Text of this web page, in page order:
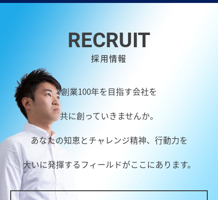
RECRUIT
採用情報
創業100年を目指す会社を
共に創っていきませんか。
あなたの知恵とチャレンジ精神、行動力を
大いに発揮するフィールドがここにあります。